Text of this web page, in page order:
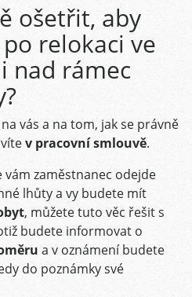
ošetřit, aby
relokaci ve
nad rámec
vás a na tom, jak se právně
v pracovní smlouvě.
vám zaměstnanec odejde
lhůty a vy budete mít
, můžete tuto věc řešit s
budete informovat o
a v oznámení budete
do poznámky své